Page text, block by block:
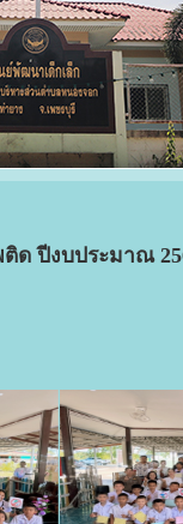
ด ปีงบประมาณ